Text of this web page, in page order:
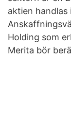
aktien handlas
Holding som
Merita bör